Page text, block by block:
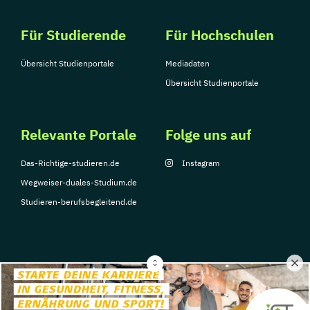
Für Studierende
Übersicht Studienportale
Für Hochschulen
Mediadaten
Übersicht Studienportale
Relevante Portale
Das-Richtige-studieren.de
Wegweiser-duales-Studium.de
Studieren-berufsbegleitend.de
Folge uns auf
Instagram
© Copyright 2026, TarGroup Media GmbH